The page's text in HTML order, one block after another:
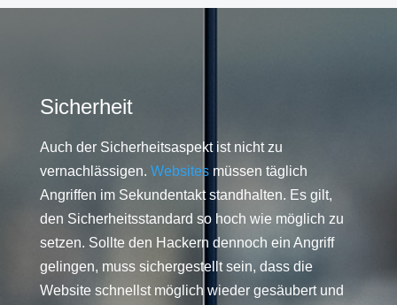
Sicherheit
Auch der Sicherheitsaspekt ist nicht zu
vernachlässigen. Websitesmüssen täglich
Angriffen im Sekundentakt standhalten. Es gilt,
den Sicherheitsstandard so hoch wie möglich zu
setzen. Sollte den Hackern dennoch ein Angriff
gelingen, muss sichergestellt sein, dass die
Website schnellst möglich wieder gesäubert und